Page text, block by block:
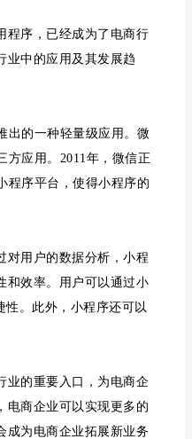
程序，已经成为了电商行
业中的应用及其发展趋
出的一种轻量级应用。微
方应用。2011年，微信正
程序平台，使得小程序的
对用户的数据分析，小程
和效率。用户可以通过小
性。此外，小程序还可以
业的重要入口，为电商企
电商企业可以实现更多的
成为电商企业拓展新业务